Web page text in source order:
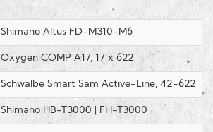
Shimano Altus FD-M310-M6
Oxygen COMP A17, 17 x 622
Schwalbe Smart Sam Active-Line, 42-622
Shimano HB-T3000 | FH-T3000